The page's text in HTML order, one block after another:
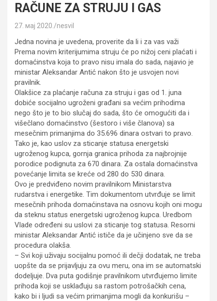
RAČUNE ZA STRUJU I GAS
27. мај 2020. nesvil
Jedna novina je uvedena, proverite da li i za vas važi
Prema novim kriterijumima struju će po nižoj ceni plaćati i
domaćinstva koja to pravo nisu imala do sada, najavio je
ministar Aleksandar Antić nakon što je usvojen novi
pravilnik.
Olakšice za plaćanje računa za struju i gas od 1. juna
dobiće socijalno ugroženi građani sa većim prihodima
nego što je to bio slučaj do sada, što će omogućiti da i
višečlano domaćinstvo (šestoro i više članova) sa
mesečnim primanjima do 35.696 dinara ostvari to pravo.
Tako je, kao uslov za sticanje statusa energetski
ugroženog kupca, gornja granica prihoda za najbrojnije
porodice podignuta za 670 dinara. Za ostala domaćinstva
povećanje limita se kreće od 280 do 530 dinara.
Ovo je predviđeno novim pravilnikom Ministarstva
rudarstva i energetike. Tim dokumentom utvrđuje se limit
mesečnih prihoda domaćinstava na osnovu kojih oni mogu
da steknu status energetski ugroženog kupca. Uredbom
Vlade određeni su uslovi za sticanje tog statusa. Resorni
ministar Aleksandar Antić ističe da je učinjeno sve da se
procedura olakša.
– Svi koji uživaju socijalnu pomoć ili dečji dodatak, ne treba
uopšte da se prijavljuju za ovu meru, ona im se automatski
dodeljuje. Dva puta godišnje pravilnikom utvrđujemo limite
prihoda koji se usklađuju sa rastom potrošačkih cena,
kako bi i ljudi sa većim primanjima mogli da konkurišu –